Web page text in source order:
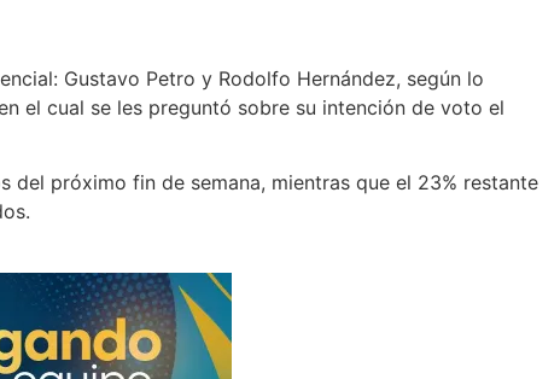
Gustavo Petro y Rodolfo Hernández, según lo
el cual se les preguntó sobre su intención de voto el
del próximo fin de semana, mientras que el 23% restante